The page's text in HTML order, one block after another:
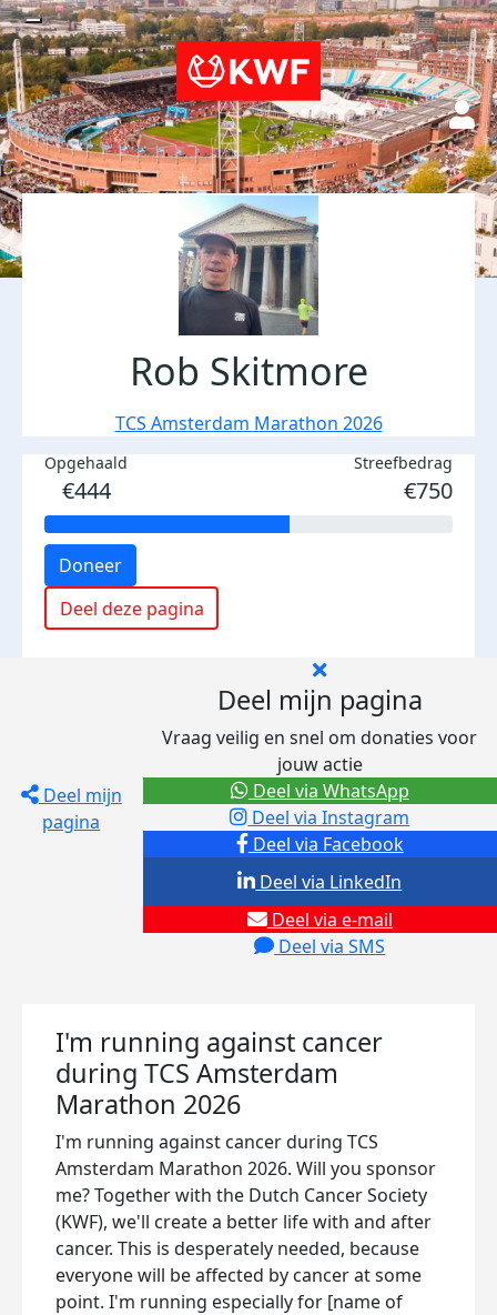
Rob Skitmore
TCS Amsterdam Marathon 2026
Opgehaald
€444
Streefbedrag
€750
Doneer
Deel deze pagina
Deel mijn
pagina
Deel mijn pagina
Vraag veilig en snel om donaties voor
jouw actie
Deel via Facebook
Deel via Instagram
Deel via e-mail
Deel via SMS
Deel via LinkedIn
Deel via WhatsApp
I'm running against cancer
during TCS Amsterdam
Marathon 2026
I'm running against cancer during TCS
Amsterdam Marathon 2026. Will you sponsor
me? Together with the Dutch Cancer Society
(KWF), we'll create a better life with and after
cancer. This is desperately needed, because
everyone will be affected by cancer at some
point. I'm running especially for [name of